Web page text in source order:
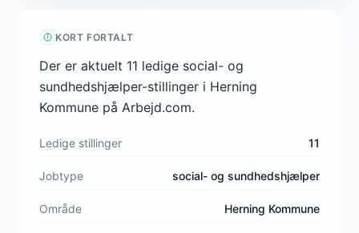
KORT FORTALT
Der er aktuelt 11 ledige social- og
sundhedshjælper-stillinger i Herning
Kommune på Arbejd.com.
Ledige stillinger 11
Jobtype social- og sundhedshjælper
Område Herning Kommune